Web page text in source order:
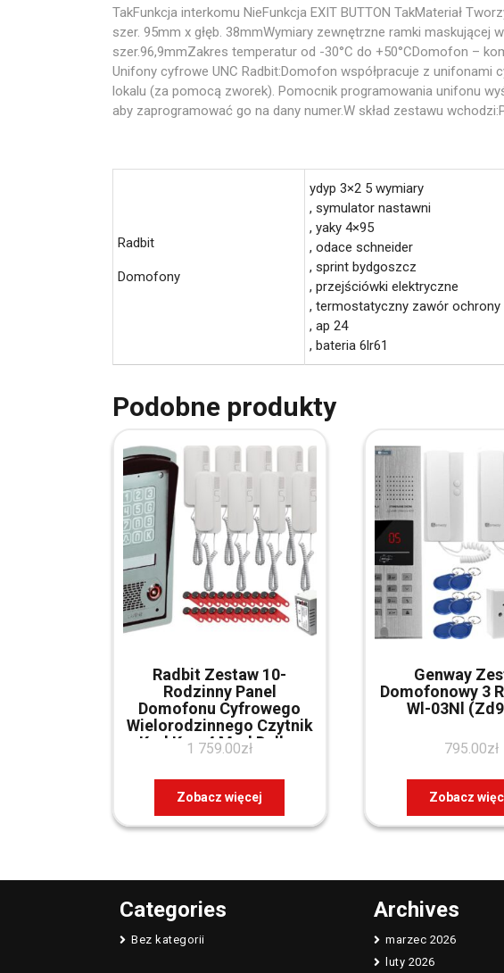
TakFunkcja interkomu NieFunkcja EXIT BUTTON TakMateriał
szer. 95mm x głęb. 38mmWymiary zewnętrzne ramki
szer.96,9mmZakres temperatur od -30°C do +50°CDomofon –
Unifony cyfrowe UNC Radbit:Domofon współpracuje z
lokalu (za pomocą zworek). Pomocnik programowania unifonu
aby zaprogramować go na dany numer.W skład zestawu
Radbit
Domofony
ydyp 3×2 5 wymiary
, symulator nastawni
, yaky 4×95
, odace schneider
, sprint bydgoszcz
, przejściówki elektryczne
, termostatyczny zawór ochrony
, ap 24
, bateria 6lr61
Podobne produkty
Radbit Zestaw 10-
Rodzinny Panel
Domofonu Cyfrowego
Wielorodzinnego Czytnik
Kod Kec-4 Mod Dallas
(Zr12367)
1 759.00zł
Zobacz więcej
Genway
Domofonowy 3
Wl-03Nl
795.00zł
Zobacz
Categories
Bez kategorii
Archives
marzec 2026
luty 2026